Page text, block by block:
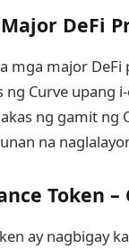
DeFi
mga major
Curve upang
ng gamit ng
na
Token –
ay nagbigay